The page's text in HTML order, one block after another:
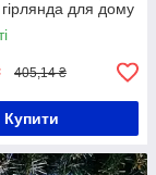
для дому
гірлянда на
405,14 ₴
Купити